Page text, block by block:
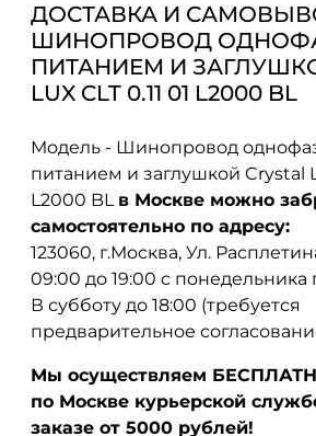
ДОСТАВКА И
ШИНОПРОВОД
ПИТАНИЕМ И
LUX CLT 0.11 01 L2000 BL
Модель - Шинопровод
питанием и заглушкой Crystal
L2000 BL в Москве можно
самостоятельно по адресу:
123060, г.Москва, Ул.
09:00 до 19:00 с понедельника
В субботу до 18:00 (требуется
предварительное
Мы осуществляем
по Москве курьерской
заказе от 5000 рублей!